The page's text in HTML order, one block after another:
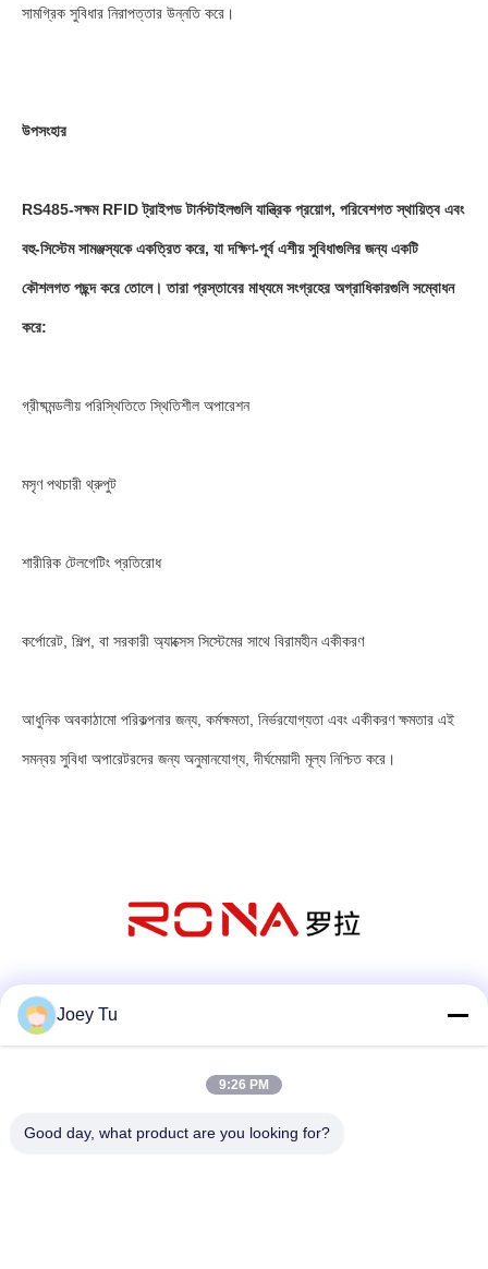
সামগ্রিক সুবিধার নিরাপত্তার উন্নতি করে।
উপসংহার
RS485-সক্ষম RFID ট্রাইপড টার্নস্টাইলগুলি যান্ত্রিক প্রয়োগ, পরিবেশগত স্থায়িত্ব এবং
বহু-সিস্টেম সামঞ্জস্যকে একত্রিত করে, যা দক্ষিণ-পূর্ব এশীয় সুবিধাগুলির জন্য একটি
কৌশলগত পছন্দ করে তোলে। তারা প্রস্তাবের মাধ্যমে সংগ্রহের অগ্রাধিকারগুলি সম্বোধন
করে:
গ্রীষ্মমন্ডলীয় পরিস্থিতিতে স্থিতিশীল অপারেশন
মসৃণ পথচারী থ্রুপুট
শারীরিক টেলগেটিং প্রতিরোধ
কর্পোরেট, শিল্প, বা সরকারী অ্যাক্সেস সিস্টেমের সাথে বিরামহীন একীকরণ
আধুনিক অবকাঠামো পরিকল্পনার জন্য, কর্মক্ষমতা, নির্ভরযোগ্যতা এবং একীকরণ ক্ষমতার এই
সমন্বয় সুবিধা অপারেটরদের জন্য অনুমানযোগ্য, দীর্ঘমেয়াদী মূল্য নিশ্চিত করে।
টেলিফোন
Joey Tu
9:26 PM
Good day, what product are you looking for?